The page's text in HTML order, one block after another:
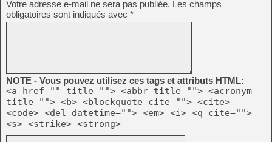
Votre adresse e-mail ne sera pas publiée. Les champs
obligatoires sont indiqués avec *
NOTE - Vous pouvez utilisez ces tags et attributs HTML:
<a href="" title=""> <abbr title=""> <acronym
title=""> <b> <blockquote cite=""> <cite>
<code> <del datetime=""> <em> <i> <q cite="">
<s> <strike> <strong>